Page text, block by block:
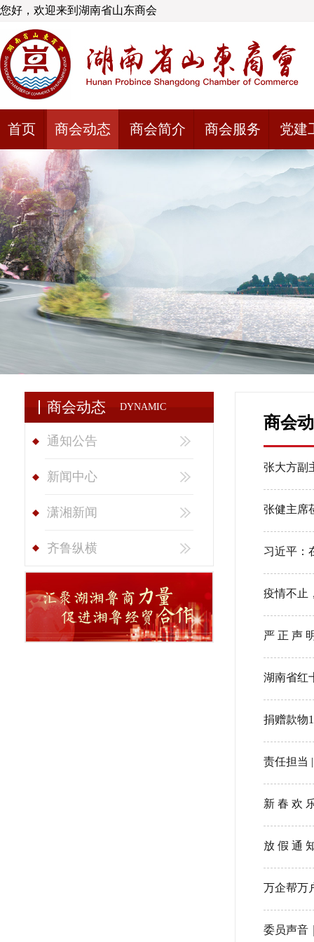
您好，欢迎来到湖南省山东商会
首页 商会动态 商会简介 商会服务 党建
商会动态 DYNAMIC
通知公告
新闻中心
潇湘新闻
齐鲁纵横
商会
张大方副
张健主席
习近平：
疫情不止
严 正 声
湖南省红
捐赠款物
责任担当
新 春 欢
放 假 通
万企帮万
委员声音